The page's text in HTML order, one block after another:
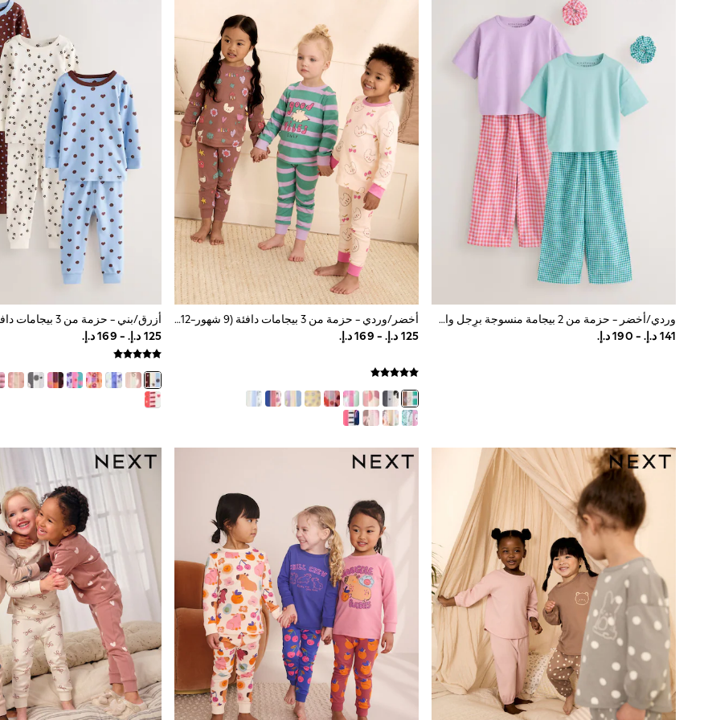
All Girls Schoolwear
Dresses
Trousers
Skirts
Shirts
Polo Shirts
Sweatshirts
Cardigans
Coats & Jackets
Underwear
Socks & Tights
Multipacks
All Girls Sports & Swimwear
Trainers & Pumps
Swimwear
Tops
Leggings
Shorts
Joggers
adidas
Nike
Shop All
Shoes
Coats & Jackets
Bags
Polo Shirts
Blue
Black
White
Grey
Green
Red
All Branded Schoolwear
adidas
Nike
Baker by Ted Baker
Hype
Kickers
Clarks
Trutex
وردي/أخضر - حزمة من 2 بيجامة منسوجة برِجل واسعة (3 - 16 سنة)
أخضر/وردي - حزمة من 3 بيجامات دافئة (9 شهور-12 سنة)